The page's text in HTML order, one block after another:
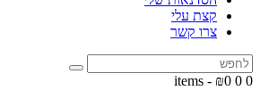
קצת עלי
צרו קשר
0 items
- ₪0 0